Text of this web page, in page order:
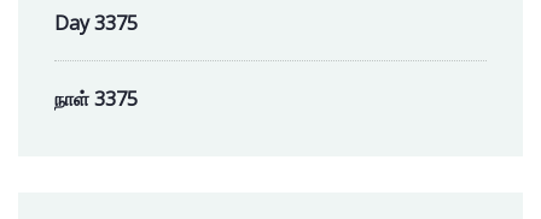
Day 3375
நாள் 3375